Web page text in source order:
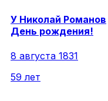
У Николай Романов
День рождения!
8 августа 1831
59 лет